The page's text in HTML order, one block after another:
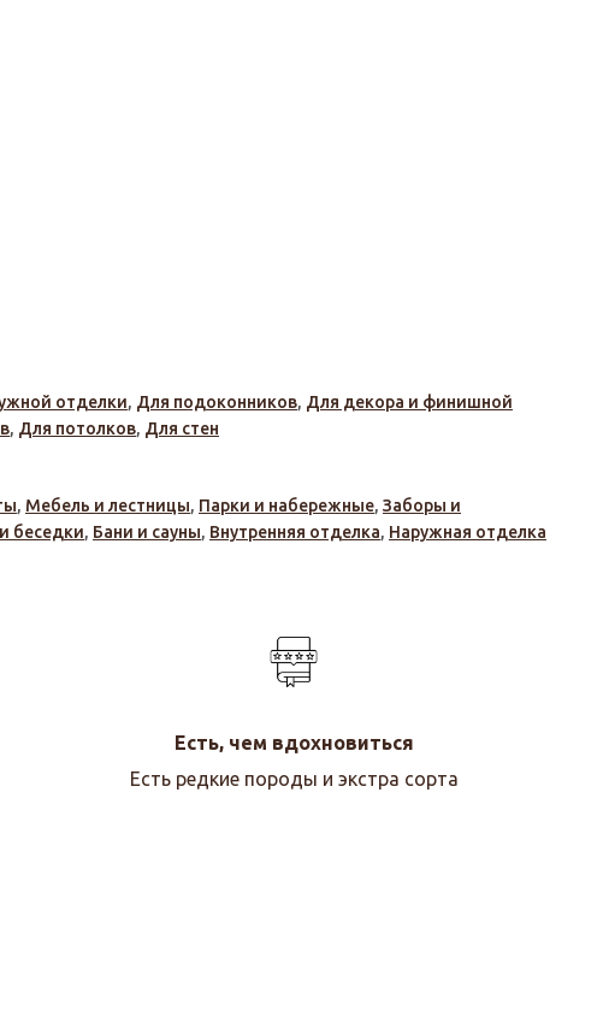
отделки, Для подоконников, Для декора и финишной
, Для потолков, Для стен
, Мебель и лестницы, Парки и набережные, Заборы и
беседки, Бани и сауны, Внутренняя отделка, Наружная отделка
Есть, чем вдохновиться
Есть редкие породы и экстра сорта